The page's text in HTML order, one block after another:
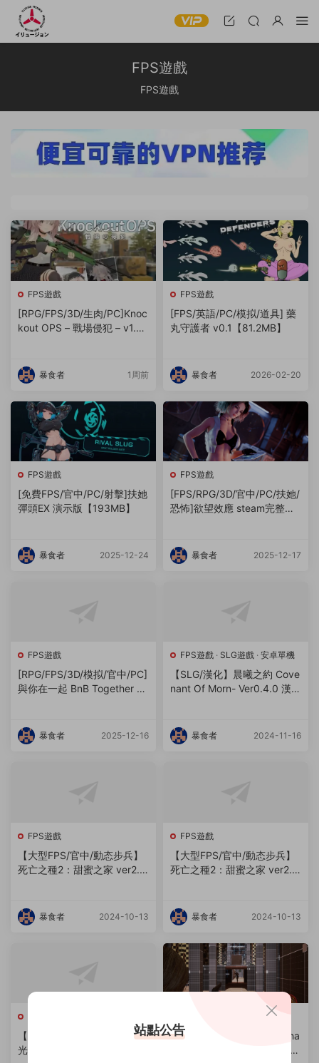
FPS遊戲
FPS遊戲
FPS遊戲
[RPG/FPS/3D/生肉/PC]Knoc
kout OPS – 戰場侵犯 – v1.0
暴食者 1周前
FPS遊戲
[FPS/英語/PC/模拟/道具] 藥
丸守護者 v0.1【81.2MB】
暴食者 2026-02-20
FPS遊戲
[免費FPS/官中/PC/射擊]扶她
彈頭EX 演示版【193MB】
暴食者 2025-12-24
FPS遊戲
[FPS/RPG/3D/官中/PC/扶她/
恐怖]欲望效應 steam完整版
暴食者 2025-12-17
FPS遊戲
[RPG/FPS/3D/模拟/官中/PC]
與你在一起 BnB Together Bn
暴食者 2025-12-16
FPS遊戲 · SLG遊戲 · 安卓單機
【SLG/漢化】晨曦之約 Cove
nant Of Morn- Ver0.4.0 漢化
暴食者 2024-11-16
FPS遊戲
【大型FPS/官中/動态步兵】
死亡之種2：甜蜜之家 ver2.1
鏈/史詩巨作FPS】
暴食者 2024-10-13
FPS遊戲
【大型FPS/官中/動态步兵】
死亡之種2：甜蜜之家 ver2.1
鏈/史詩巨作FPS】
暴食者 2024-10-13
【生存FPS/全動态/步兵】怒
光屍潮/Too Much Light Ver
【FPS/3D/全動态】Bioassha
rd_Arena V1.0.241R3 正式贊
站點公告